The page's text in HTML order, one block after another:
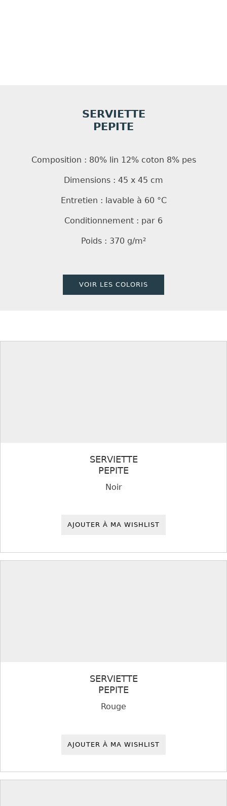
SERVIETTE
PEPITE
Composition : 80% lin 12% coton 8% pes
Dimensions : 45 x 45 cm
Entretien : lavable à 60 °C
Conditionnement : par 6
Poids : 370 g/m²
VOIR LES COLORIS
SERVIETTE
PEPITE
Noir
AJOUTER À MA WISHLIST
SERVIETTE
PEPITE
Rouge
AJOUTER À MA WISHLIST